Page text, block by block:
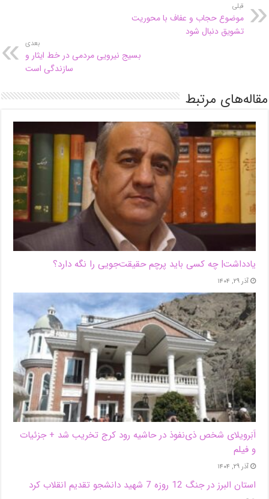
قبلی
موضوع حجاب و عفاف با محوریت
تشویق دنبال شود
بعدی
بسیج نیرویی مردمی در خط ایثار و
سازندگی است
مقاله‌های مرتبط
یادداشت| ‌چه کسی باید پرچم حقیقت‌جویی را نگه دارد؟
آذر ۲۹, ۱۴۰۴
اَبَر‌ویلای شخص ذی‌نفوذ در حاشیه‌ رود کرج تخریب شد + جزئیات
و فیلم
آذر ۲۹, ۱۴۰۴
استان البرز در جنگ 12 روزه 7 شهید دانشجو تقدیم انقلاب کرد